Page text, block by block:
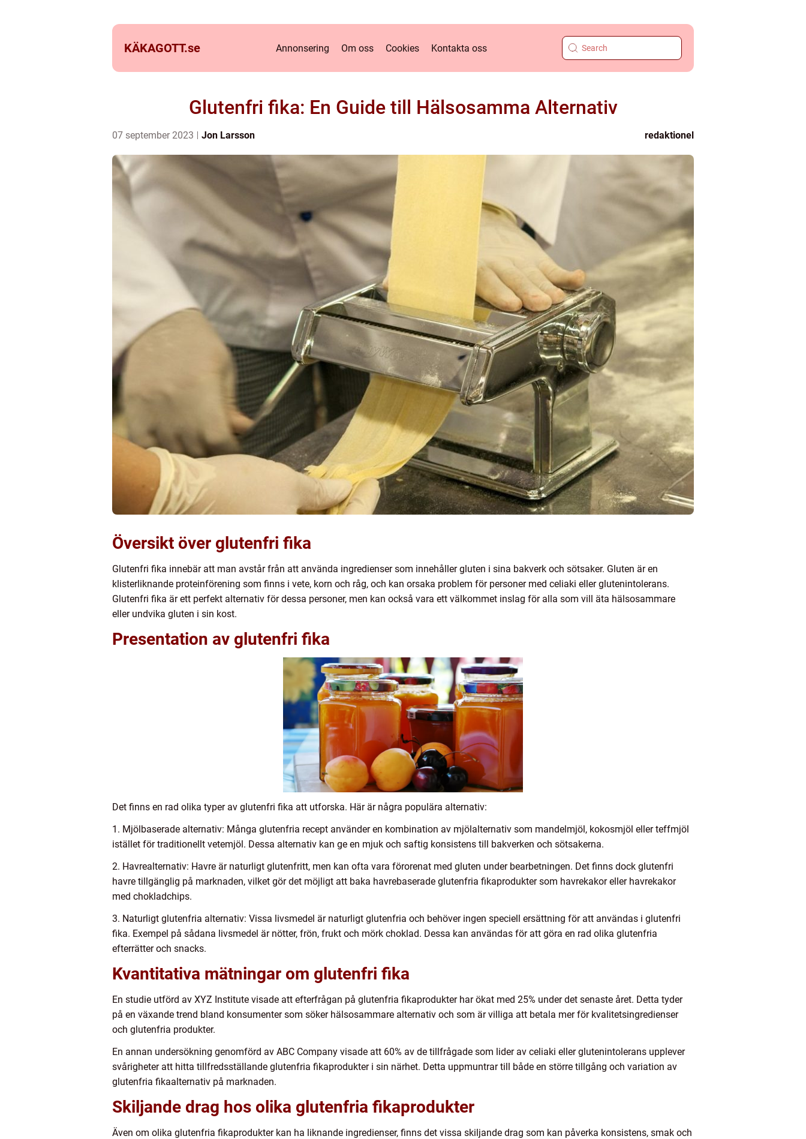
KÄKAGOTT.se Annonsering Om oss Cookies Kontakta oss
Glutenfri fika: En Guide till Hälsosamma Alternativ
07 september 2023 Jon Larsson redaktionel
Översikt över glutenfri fika
Glutenfri fika innebär att man avstår från att använda ingredienser som innehåller gluten i sina bakverk och sötsaker. Gluten är en
klisterliknande proteinförening som finns i vete, korn och råg, och kan orsaka problem för personer med celiaki eller glutenintolerans.
Glutenfri fika är ett perfekt alternativ för dessa personer, men kan också vara ett välkommet inslag för alla som vill äta hälsosammare
eller undvika gluten i sin kost.
Presentation av glutenfri fika
Det finns en rad olika typer av glutenfri fika att utforska. Här är några populära alternativ:
1. Mjölbaserade alternativ: Många glutenfria recept använder en kombination av mjölalternativ som mandelmjöl, kokosmjöl eller teffmjöl
istället för traditionellt vetemjöl. Dessa alternativ kan ge en mjuk och saftig konsistens till bakverken och sötsakerna.
2. Havrealternativ: Havre är naturligt glutenfritt, men kan ofta vara förorenat med gluten under bearbetningen. Det finns dock glutenfri
havre tillgänglig på marknaden, vilket gör det möjligt att baka havrebaserade glutenfria fikaprodukter som havrekakor eller havrekakor
med chokladchips.
3. Naturligt glutenfria alternativ: Vissa livsmedel är naturligt glutenfria och behöver ingen speciell ersättning för att användas i glutenfri
fika. Exempel på sådana livsmedel är nötter, frön, frukt och mörk choklad. Dessa kan användas för att göra en rad olika glutenfria
efterrätter och snacks.
Kvantitativa mätningar om glutenfri fika
En studie utförd av XYZ Institute visade att efterfrågan på glutenfria fikaprodukter har ökat med 25% under det senaste året. Detta tyder
på en växande trend bland konsumenter som söker hälsosammare alternativ och som är villiga att betala mer för kvalitetsingredienser
och glutenfria produkter.
En annan undersökning genomförd av ABC Company visade att 60% av de tillfrågade som lider av celiaki eller glutenintolerans upplever
svårigheter att hitta tillfredsställande glutenfria fikaprodukter i sin närhet. Detta uppmuntrar till både en större tillgång och variation av
glutenfria fikaalternativ på marknaden.
Skiljande drag hos olika glutenfria fikaprodukter
Även om olika glutenfria fikaprodukter kan ha liknande ingredienser, finns det vissa skiljande drag som kan påverka konsistens, smak och